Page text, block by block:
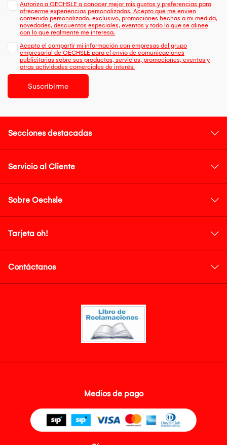
Autorizo a OECHSLE a conocer mejor mis gustos y preferencias para
ofrecerme experiencias personalizadas. Acepto que me envien
contenido personalizado, exclusivo, promociones hechas a mi medida,
novedades, descuentos especiales, eventos y todo lo que se alinee
con lo que realmente me interesa.
Acepto el compartir mi información con empresas del grupo
empresarial de OECHSLE para el envío de comunicaciones
publicitarias sobre sus productos, servicios, promociones, eventos y
otras actividades comerciales de interés.
Suscribirme
Secciones destacadas
Servicio al Cliente
Sobre Oechsle
Tarjeta oh!
Contáctanos
Medios de pago